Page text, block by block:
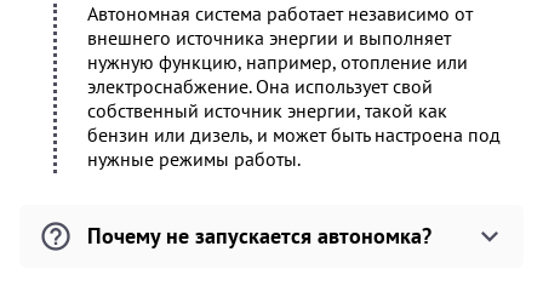
Автономная система работает независимо от
внешнего источника энергии и выполняет
нужную функцию, например, отопление или
электроснабжение. Она использует свой
собственный источник энергии, такой как
бензин или дизель, и может быть настроена под
нужные режимы работы.
Почему не запускается автономка?